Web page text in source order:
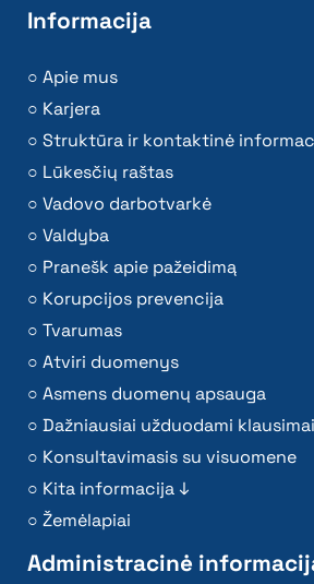
Informacija
Apie mus
Karjera
Struktūra ir kontaktinė
Lūkesčių raštas
Vadovo darbotvarkė
Valdyba
Pranešk apie pažeidimą
Korupcijos prevencija
Tvarumas
Atviri duomenys
Asmens duomenų apsauga
Dažniausiai užduodami
Konsultavimasis su visuomene
Kita informacija ↓
Žemėlapiai
Administracinė